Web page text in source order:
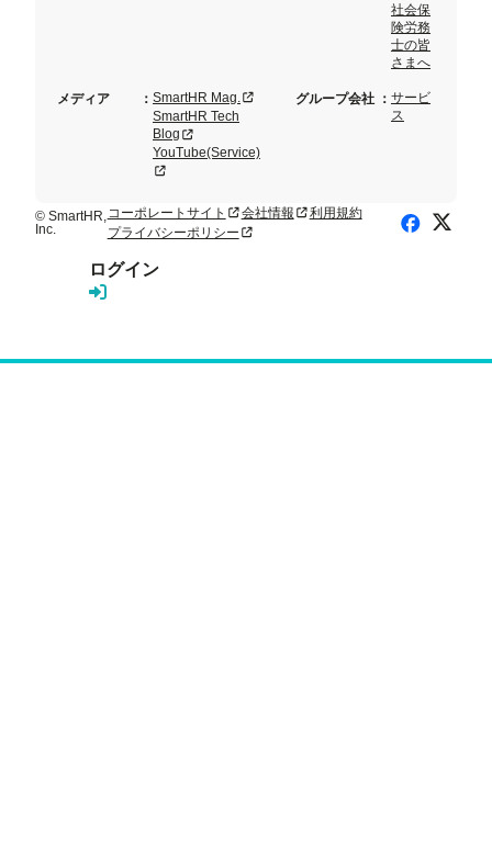
メディア ： SmartHR Mag.新規タブまたはウィンドウで開く
SmartHR Tech
Blog 新規タブまたはウィンドウで開く
YouTube(Service)
新規タブまたはウィンドウで開く
社会保
険労務
士の皆
さまへ
グループ会社 ： サービ
ス
© SmartHR,
Inc.
コーポレートサイト 新規タブまたはウィンドウで開く
会社情報新規タブまたはウィンドウで開く
利用規約
プライバシーポリシー新規タブまたはウィンドウで開くFacebook
X
ログイン